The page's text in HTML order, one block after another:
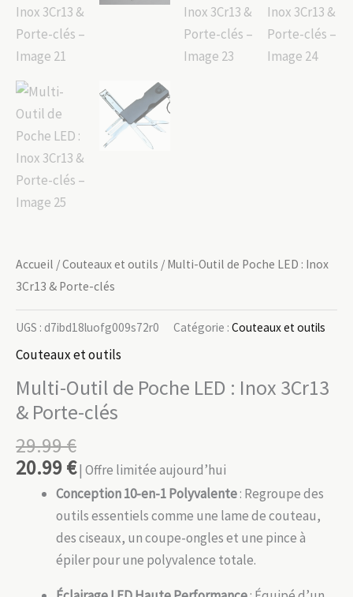
Accueil /Couteaux et outils / Multi-Outil de Poche LED : Inox
3Cr13 & Porte-clés
UGS : d7ibd18luofg009s72r0 Catégorie : Couteaux et outils
Couteaux et outils
Multi-Outil de Poche LED : Inox 3Cr13
& Porte-clés
29.99€
20.99€| Offre limitée aujourd’hui
Conception 10-en-1 Polyvalente: Regroupe des
outils essentiels comme une lame de couteau,
des ciseaux, un coupe-ongles et une pince à
épiler pour une polyvalence totale.